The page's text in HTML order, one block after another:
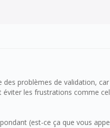
problèmes de validation,
les frustrations comme
(est-ce ça que vous